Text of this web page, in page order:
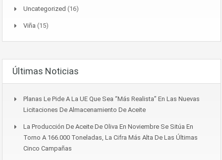
Uncategorized (16)
Viña (15)
Últimas Noticias
Planas Le Pide A La UE Que Sea “más Realista” En Las Nuevas
Licitaciones De Almacenamiento De Aceite
La Producción De Aceite De Oliva En Noviembre Se Sitúa En
Torno A 166.000 Toneladas, La Cifra Más Alta De Las Últimas
Cinco Campañas